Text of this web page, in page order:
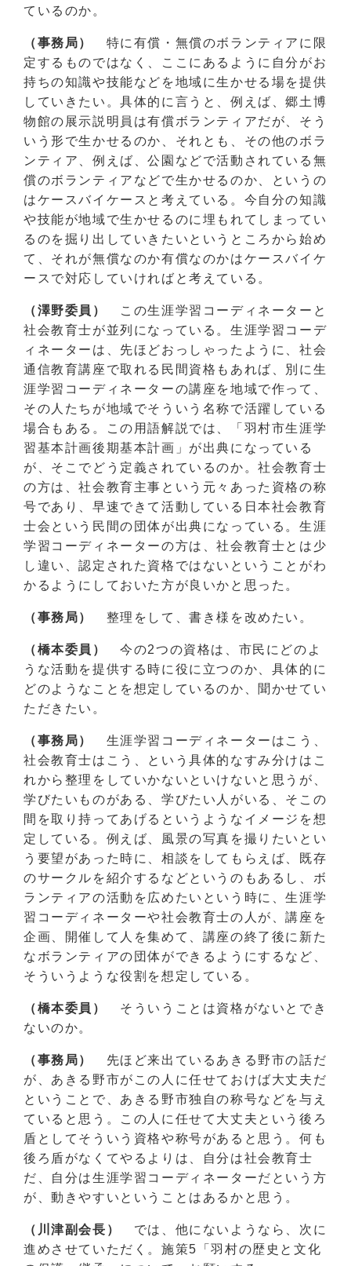
ているのか。
（事務局）
特に有償・無償のボランティアに限
定するものではなく、ここにあるように自分がお
持ちの知識や技能などを地域に生かせる場を提供
していきたい。具体的に言うと、例えば、郷土博
物館の展示説明員は有償ボランティアだが、そう
いう形で生かせるのか、それとも、その他のボラ
ンティア、例えば、公園などで活動されている無
償のボランティアなどで生かせるのか、というの
はケースバイケースと考えている。今自分の知識
や技能が地域で生かせるのに埋もれてしまってい
るのを掘り出していきたいというところから始め
て、それが無償なのか有償なのかはケースバイケ
ースで対応していければと考えている。
（澤野委員）
この生涯学習コーディネーターと
社会教育士が並列になっている。生涯学習コーデ
ィネーターは、先ほどおっしゃったように、社会
通信教育講座で取れる民間資格もあれば、別に生
涯学習コーディネーターの講座を地域で作って、
その人たちが地域でそういう名称で活躍している
場合もある。この用語解説では、「羽村市生涯学
習基本計画後期基本計画」が出典になっている
が、そこでどう定義されているのか。社会教育士
の方は、社会教育主事という元々あった資格の称
号であり、早速できて活動している日本社会教育
士会という民間の団体が出典になっている。生涯
学習コーディネーターの方は、社会教育士とは少
し違い、認定された資格ではないということがわ
かるようにしておいた方が良いかと思った。
（事務局） 整理をして、書き様を改めたい。
（橋本委員）
今の2つの資格は、市民にどのよ
うな活動を提供する時に役に立つのか、具体的に
どのようなことを想定しているのか、聞かせてい
ただきたい。
（事務局）
生涯学習コーディネーターはこう、
社会教育士はこう、という具体的なすみ分けはこ
れから整理をしていかないといけないと思うが、
学びたいものがある、学びたい人がいる、そこの
間を取り持ってあげるというようなイメージを想
定している。例えば、風景の写真を撮りたいとい
う要望があった時に、相談をしてもらえば、既存
のサークルを紹介するなどというのもあるし、ボ
ランティアの活動を広めたいという時に、生涯学
習コーディネーターや社会教育士の人が、講座を
企画、開催して人を集めて、講座の終了後に新た
なボランティアの団体ができるようにするなど、
そういうような役割を想定している。
（橋本委員）
そういうことは資格がないとでき
ないのか。
（事務局）
先ほど来出ているあきる野市の話だ
が、あきる野市がこの人に任せておけば大丈夫だ
ということで、あきる野市独自の称号などを与え
ていると思う。この人に任せて大丈夫という後ろ
盾としてそういう資格や称号があると思う。何も
後ろ盾がなくてやるよりは、自分は社会教育士
だ、自分は生涯学習コーディネーターだという方
が、動きやすいということはあるかと思う。
（川津副会長）
では、他にないようなら、次に
進めさせていただく。施策5「羽村の歴史と文化